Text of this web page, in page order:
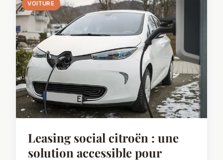
VOITURE
Leasing social citroën : une
solution accessible pour